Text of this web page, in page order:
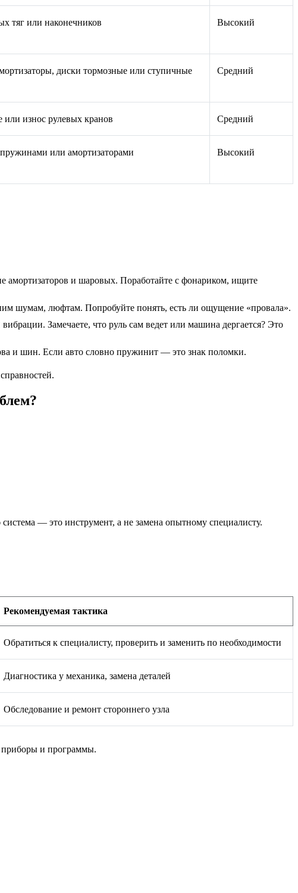
тяг или наконечников Высокий
диски тормозные или ступичные
Средний
или износ рулевых кранов Средний
или амортизаторами Высокий
амортизаторов и шаровых. Поработайте с фонариком, ищите
шумам, люфтам. Попробуйте понять, есть ли ощущение «провала».
Замечаете, что руль сам ведет или машина дергается? Это
и шин. Если авто словно пружинит — это знак поломки.
— это инструмент, а не замена опытному специалисту.
Рекомендуемая тактика
Обратиться к специалисту, проверить и заменить по необходимости
Диагностика у механика, замена деталей
Обследование и ремонт стороннего узла
приборы и программы.